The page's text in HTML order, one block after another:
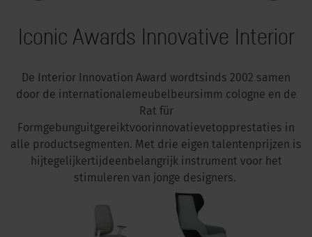
Iconic Awards Innovative Interior
De Interior Innovation Award wordtsinds 2002 samen
door de internationalemeubelbeursimm cologne en de
Rat für
Formgebunguitgereiktvoorinnovatievetopprestaties in
alle productsegmenten. Met drie eigen talentenprijzen is
hijtegelijkertijd een belangrijkinstrument voorhet
stimuleren van jonge designers.